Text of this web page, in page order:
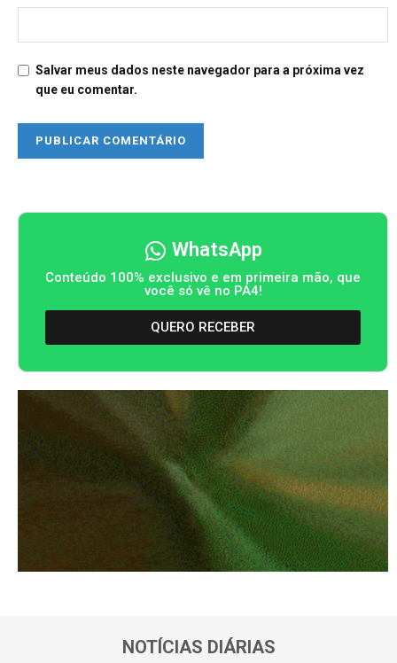
Salvar meus dados neste navegador para a próxima vez
que eu comentar.
WhatsApp
Conteúdo 100% exclusivo e em primeira mão, que
você só vê no PA4!
QUERO RECEBER
NOTÍCIAS DIÁRIAS